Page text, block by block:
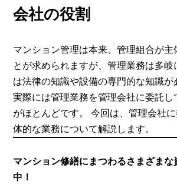
会社の役割
マンション管理は本来、管理組合が主
とが求められますが、管理業務は多岐
は法律の知識や設備の専門的な知識が
実際には管理業務を管理会社に委託し
がほとんどです。 今回は、管理会社
体的な業務について解説します。
マンション修繕にまつわるさまざまな
中！